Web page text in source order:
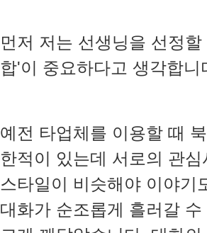
먼저 저는 선생닝을 선정할
합'이 중요하다고 생각합니
예전 타업체를 이용할 때
한적이 있는데 서로의 관
스타일이 비슷해야 이야기
대화가 순조롭게 흘러갈